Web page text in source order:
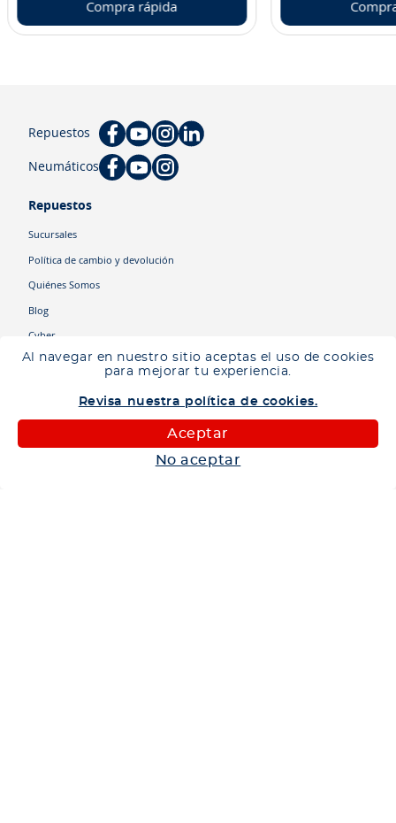
Al navegar en nuestro sitio aceptas el uso de cookies
para mejorar tu experiencia.
Revisa nuestra política de cookies.
Aceptar
No aceptar
Compra rápida
Repuestos
Neumáticos
Repuestos
Sucursales
Política de cambio y devolución
Quiénes Somos
Blog
Cyber